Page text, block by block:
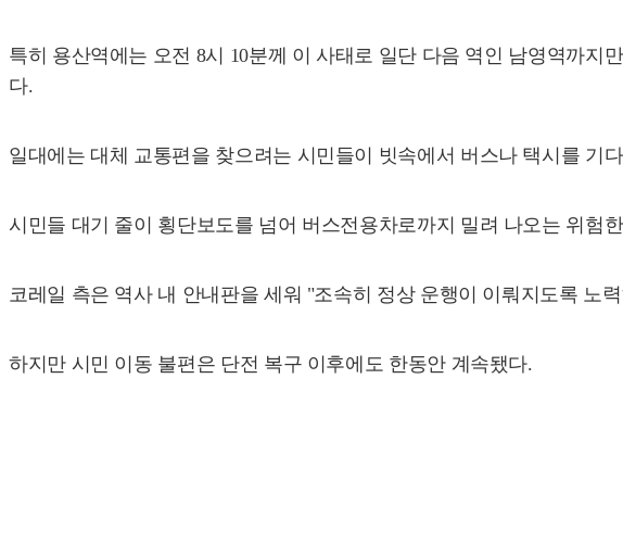
특히 용산역에는 오전 8시 10분께 이 사태로 일단 다음 역인 남영역까
다.
일대에는 대체 교통편을 찾으려는 시민들이 빗속에서 버스나 택시를 기
시민들 대기 줄이 횡단보도를 넘어 버스전용차로까지 밀려 나오는 위험
코레일 측은 역사 내 안내판을 세워 "조속히 정상 운행이 이뤄지도록 노
하지만 시민 이동 불편은 단전 복구 이후에도 한동안 계속됐다.